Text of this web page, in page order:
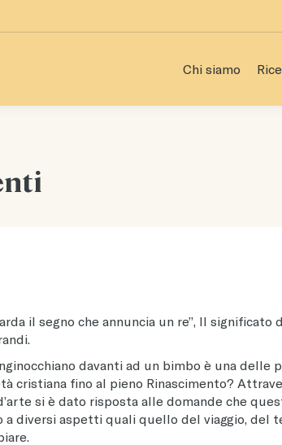
Chi siamo
il segno che annuncia un re”, Il significato
davanti ad un bimbo è una delle
cristiana fino al pieno Rinascimento?
si è dato risposta alle domande che
a diversi aspetti quali quello del viaggio, del